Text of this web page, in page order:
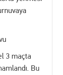
Sağlanamıyor
Buldu
3 maçta
Bu